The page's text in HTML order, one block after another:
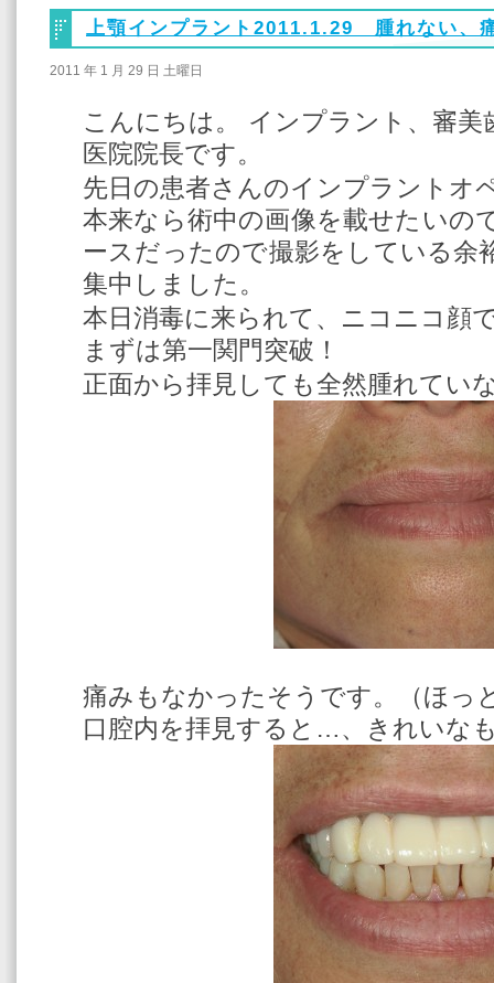
上顎インプラント2011.1.29 腫れない、
2011 年 1 月 29 日 土曜日
こんにちは。 インプラント、審
医院院長です。
先日の患者さんのインプラントオ
本来なら術中の画像を載せたいの
ースだったので撮影をしている余
集中しました。
本日消毒に来られて、ニコニコ顔
まずは第一関門突破！
正面から拝見しても全然腫れてい
痛みもなかったそうです。（ほっ
口腔内を拝見すると…、きれいな